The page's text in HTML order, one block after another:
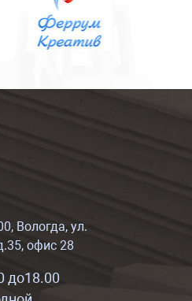
Вологда, ул.
офис 28
до18.00